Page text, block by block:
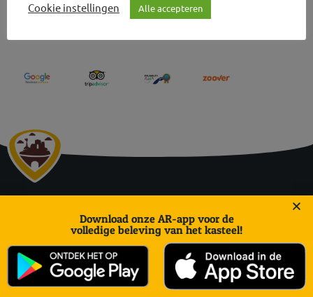
Ruinenbewertungen und Höhlentouren
Cookie instellingen
Alle accepteren
Download onze AR-app voor de
volledige beleving van het kasteel!